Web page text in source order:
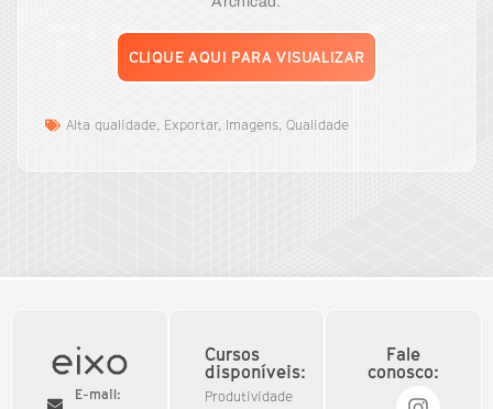
CLIQUE AQUI PARA VISUALIZAR
Alta qualidade, Exportar, Imagens, Qualidade
E-mail:
Cursos
disponíveis:
Produtividade
Fale
conosco: